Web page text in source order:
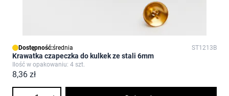
Dostępność:średnia ST1213B
Krawatka czapeczka do kulkek ze stali 6mm
Ilość w opakowaniu: 4 szt.
8,36 zł